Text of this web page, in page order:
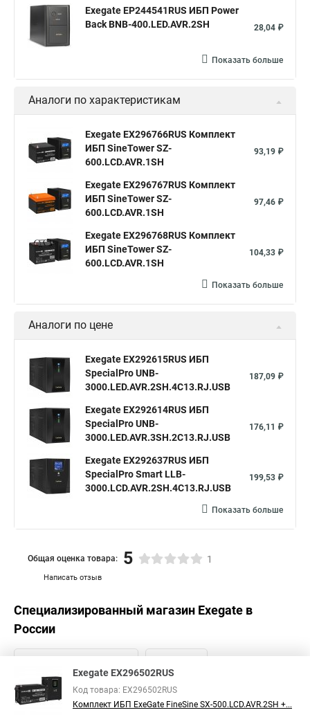
Exegate EP244541RUS ИБП Power
Back BNB-400.LED.AVR.2SH
28,04 ₽
Показать больше
Аналоги по характеристикам
Exegate EX296766RUS Комплект
ИБП SineTower SZ-
600.LCD.AVR.1SH
93,19 ₽
Exegate EX296767RUS Комплект
ИБП SineTower SZ-
600.LCD.AVR.1SH
97,46 ₽
Exegate EX296768RUS Комплект
ИБП SineTower SZ-
600.LCD.AVR.1SH
104,33 ₽
Показать больше
Аналоги по цене
Exegate EX292615RUS ИБП
SpecialPro UNB-
3000.LED.AVR.2SH.4C13.RJ.USB
187,09 ₽
Exegate EX292614RUS ИБП
SpecialPro UNB-
3000.LED.AVR.3SH.2C13.RJ.USB
176,11 ₽
Exegate EX292637RUS ИБП
SpecialPro Smart LLB-
3000.LCD.AVR.2SH.4C13.RJ.USB
199,53 ₽
Показать больше
Написать отзыв
Общая оценка товара: 5 1
Специализированный магазин Exegate в
России
Exegate EX296502RUS
Код товара: EX296502RUS
Комплект ИБП ExeGate FineSine SX-500.LCD.AVR.2SH +...